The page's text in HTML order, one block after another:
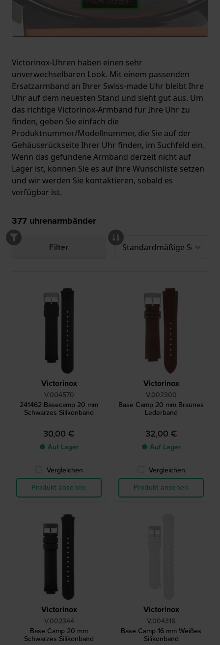
Victorinox-Uhren haben einen sehr
unverwechselbaren Look. Mit einem passenden
Ersatzarmband an Ihrer Swiss-made Uhr bleibt Ihre
Uhr auf dem neuesten Stand und sieht gut aus. Um
das richtige Victorinox-Armband für Ihre Uhr zu
finden, geben Sie einfach die
Produktnummer/Modellnummer, die Sie auf der
Gehäuserückseite Ihrer Uhr finden, im Suchfeld ein.
Wenn das gefundene Armband derzeit nicht auf
Lager ist, können Sie es auf Ihre Wunschliste setzen
und wir werden Sie kontaktieren, sobald es
verfügbar ist.
377 uhrenarmbänder
Filter
Victorinox
V.004570
241462 Basecamp 20 mm
Schwarzes Silikonband
30,00 €
● Auf Lager
Vergleichen
Produkt ansehen
Victorinox
V.002300
Base Camp 20 mm Braunes
Lederband
32,00 €
● Auf Lager
Vergleichen
Produkt ansehen
Victorinox
V.002344
Base Camp 20 mm
Schwarzes Silikonband
Victorinox
V.004316
Base Camp 16 mm Weißes
Silikonband